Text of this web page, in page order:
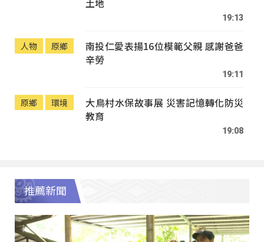
19:13
人物 原鄉
南投仁愛表揚16位模範父親 感謝爸爸
辛勞
19:11
原鄉 環境
大鳥村水保故事展 災害記憶轉化防災
教育
19:08
推薦新聞